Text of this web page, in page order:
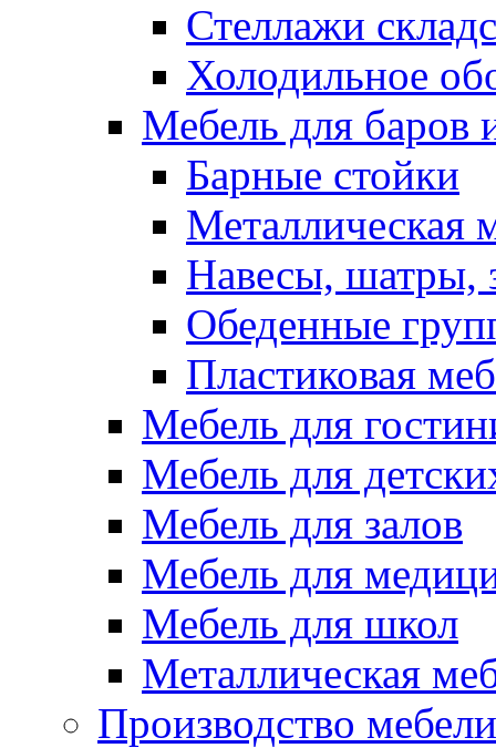
Стеллажи
Холодильное
Мебель для баров
Барные стойки
Металлическая
Навесы, шатры,
Обеденные
Пластиковая
Мебель для
Мебель для
Мебель для залов
Мебель для
Мебель для школ
Металлическая
Производство мебели